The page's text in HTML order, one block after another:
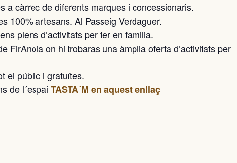
a càrrec de diferents marques i concessionaris.
100% artesans. Al Passeig Verdaguer.
plens d’activitats per fer en familia.
FirAnoia on hi trobaras una àmplia oferta d’activitats per
el públic i gratuïtes.
de l´espai TASTA´M en aquest enllaç